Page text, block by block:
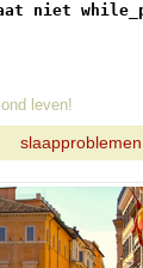
niet
leven!
slaapproblemen